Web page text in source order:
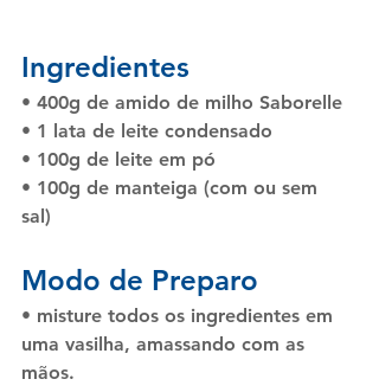
Ingredientes
• 400g de amido de milho Saborelle
• 1 lata de leite condensado
• 100g de leite em pó
• 100g de manteiga (com ou sem
sal)
Modo de Preparo
• misture todos os ingredientes em
uma vasilha, amassando com as
mãos.